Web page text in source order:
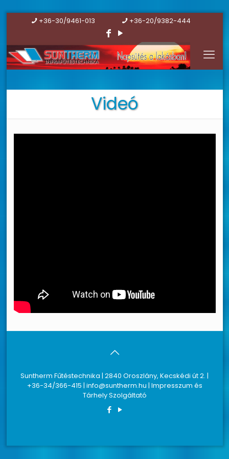
+36-30/9461-013 +36-20/9382-444
Videó
Suntherm Fűtéstechnika | 2840 Oroszlány, Kecskédi út 2. |
+36-34/366-415 | info@suntherm.hu | Impresszum és
Tárhely Szolgáltató